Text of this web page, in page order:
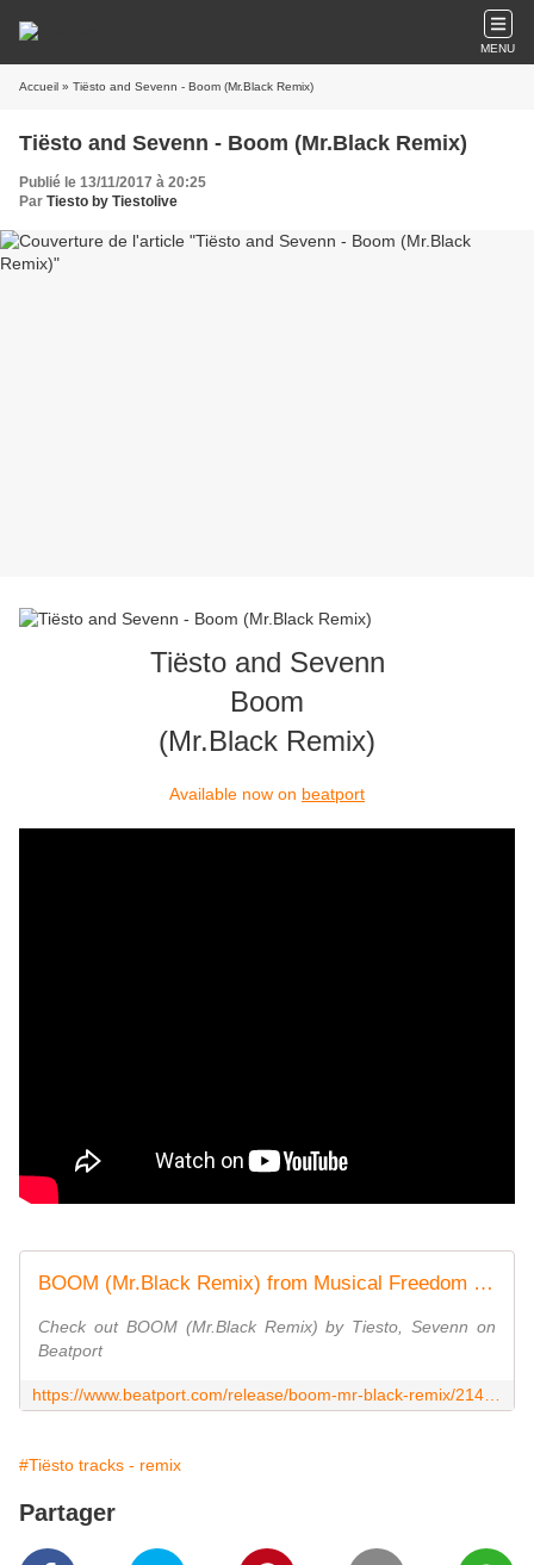
MENU
Accueil » Tiësto and Sevenn - Boom (Mr.Black Remix)
Tiësto and Sevenn - Boom (Mr.Black Remix)
Publié le 13/11/2017 à 20:25
Par Tiesto by Tiestolive
Tiësto and Sevenn
Boom
(Mr.Black Remix)
Available now on beatport
BOOM (Mr.Black Remix) from Musical Freedom on Beatport
Check out BOOM (Mr.Black Remix) by Tiesto, Sevenn on
Beatport
#Tiësto tracks - remix
Partager